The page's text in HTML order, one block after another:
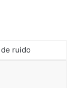
ruido